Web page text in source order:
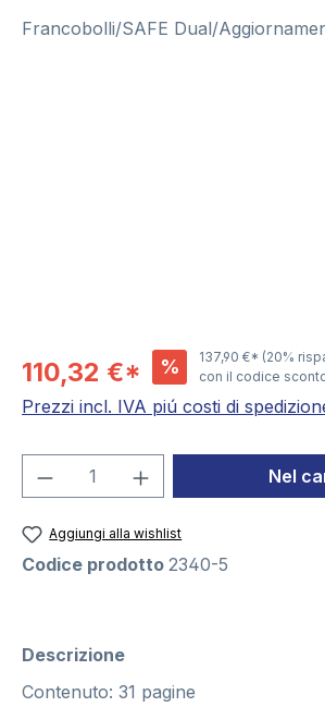
Francobolli/SAFE Dual/
110,32 €* % 137,90 €* (20%
con il codice
Prezzi incl. IVA piú costi di
Quantità del prodotto:Nel
Aggiungi alla wishlist
Codice prodotto 2340-5
Descrizione
Contenuto: 31 pagine